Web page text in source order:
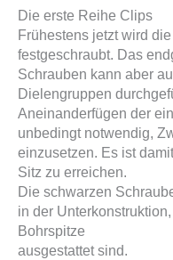
Die erste Reihe Clips
Frühestens jetzt wird
festgeschraubt. Das
Schrauben kann aber
Dielengruppen
Aneinanderfügen der
unbedingt notwendig,
einzusetzen. Es ist
Sitz zu erreichen.
Die schwarzen
in der
Bohrspitze
ausgestattet sind.